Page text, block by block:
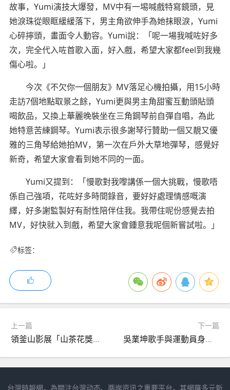
故事，Yumi演技大爆發，MV中有一埸喊戲特寫鏡頭，見
她淚珠從眼眶緩緩落下，男主角欲伸手為她抹眼淚，Yumi
心碎擰頭，畫面令人動容。Yumi說：「呢一場我喊咗好多
次，完全代入咗首歌入面，好入戲，希望大家都feel到我幾
傷心啦。」
今次《不欠你一個朋友》MV落足心機拍攝，用15小時
走訪7個地點取景之餘，Yumi更與男主角甜蜜互動頭貼頭
喝飲品，又換上華麗晚裝坐在三角鋼琴前自彈自唱，為此
她特意苦練鋼琴。Yumi表示很多謝琴行贊助一個又靚又優
雅的三角琴給她拍MV，第一次在戶外大草地彈琴，感覺好
新奇，希望大家會看到她不同的一面。
Yumi又提到：「慢歌對我嚟講係一個大挑戰，慢歌唔
係自己強項，花咗好多時間錄音，要好好處理情感嘅演
繹，好多謝監製好有耐性陪伴住我。我帶住呢份感覺去拍
MV，好快就入到戲，希望大家會鍾意我呢個新嘗試啦。」
标签：
上一篇
領釜山影展「山茶花獎」 張艾嘉視挑戰為前進動力
下一篇
吳業坤歌手與運動員身份相輔相成
台灣時報網，為關注台灣动态、两岸资讯之重要平台。其網羅多元新